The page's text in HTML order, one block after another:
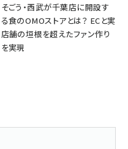
そごう・西武が千葉店に開設す
る食のOMOストアとは？ ECと実
店舗の垣根を超えたファン作り
を実現